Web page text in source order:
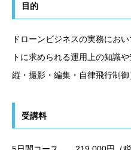
目的
ドローンビジネスの実務にお
トに求められる運用上の知識
縦・撮影・編集・自律飛行制御
受講料